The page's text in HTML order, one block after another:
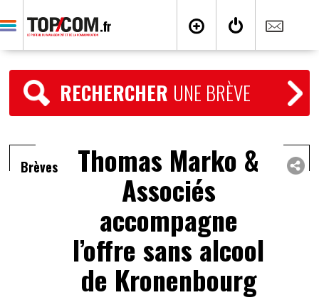
RECHERCHER UNE BRÈVE
Brèves Thomas Marko &
Associés
accompagne
l’offre sans alcool
de Kronenbourg